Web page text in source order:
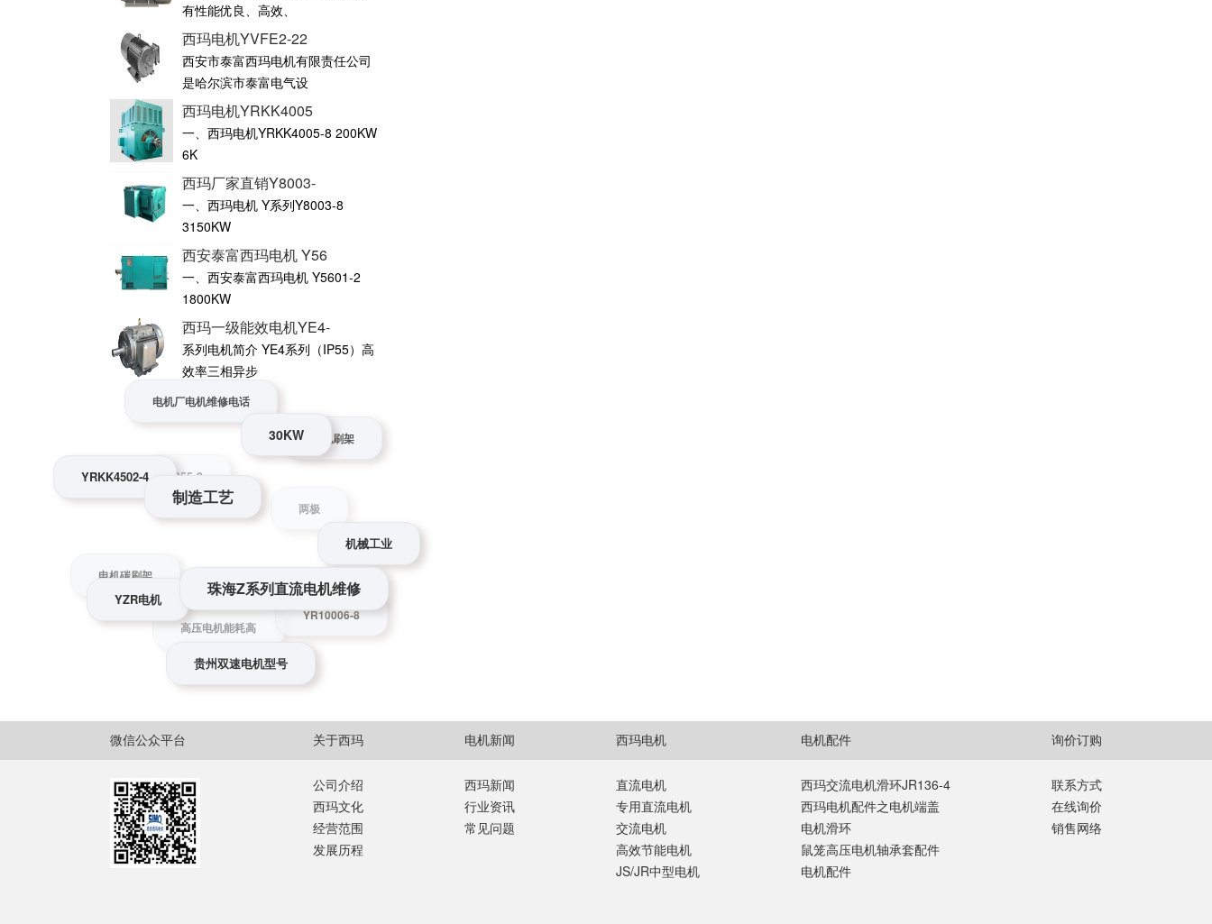
有性能优良、高效、
西玛电机YVFE2-22
西安市泰富西玛电机有限责任公司
是哈尔滨市泰富电气设
西玛电机YRKK4005
一、西玛电机YRKK4005-8 200KW
6K
西玛厂家直销Y8003-
一、西玛电机 Y系列Y8003-8
3150KW
西安泰富西玛电机 Y56
一、西安泰富西玛电机 Y5601-2
1800KW
西玛一级能效电机YE4-
系列电机简介 YE4系列（IP55）高
效率三相异步
Z355-2
贵州双速电机型号
YZR电机
YRKK4502-4
电机厂电机维修电话
电机刷架
机械工业
珠海Z系列直流电机维修
制造工艺
30KW
微信公众平台 关于西玛
公司介绍
西玛文化
经营范围
发展历程
电机新闻
西玛新闻
行业资讯
常见问题
西玛电机
直流电机
专用直流电机
交流电机
高效节能电机
JS/JR中型电机
电机配件
西玛交流电机滑环JR136-4
西玛电机配件之电机端盖
电机滑环
鼠笼高压电机轴承套配件
电机配件
询价订购
联系方式
在线询价
销售网络